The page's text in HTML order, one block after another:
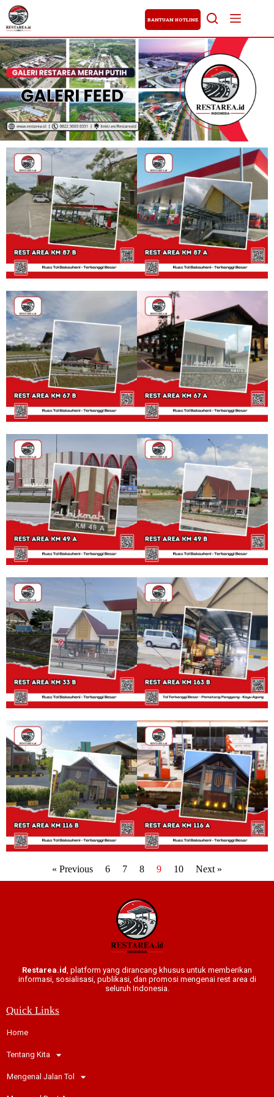
BANTUAN HOTLINE
« Previous 6 7 8 9 10 Next »
Restarea.id, platform yang dirancang khusus untuk memberikan
informasi, sosialisasi, publikasi, dan promosi mengenai rest area di
seluruh Indonesia.
Quick Links
Home
Tentang Kita
Mengenal Jalan Tol